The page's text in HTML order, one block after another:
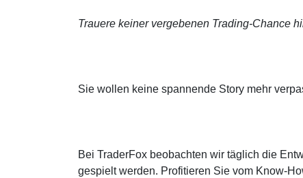
Trauere keiner vergebenen Trading-Chance
Sie wollen keine spannende Story mehr
Bei TraderFox beobachten wir täglich die
gespielt werden. Profitieren Sie vom Know-